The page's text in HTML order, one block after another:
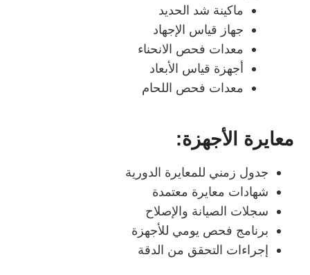
ماكينة شد الحديد
جهاز قياس الإجهاد
معدات فحص الانحناء
أجهزة قياس الأبعاد
معدات فحص اللحام
معايرة الأجهزة:
جدول زمني للمعايرة الدورية
شهادات معايرة معتمدة
سجلات الصيانة والإصلاح
برنامج فحص يومي للأجهزة
إجراءات التحقق من الدقة